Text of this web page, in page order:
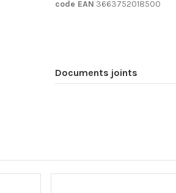
code EAN 3663752018500
Documents joints